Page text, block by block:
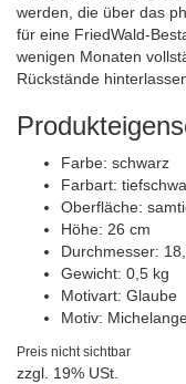
werden, die über das
für eine FriedWald-
wenigen Monaten
Rückstände
Farbe: schwarz
Farbart:
Oberfläche:
Höhe: 26 cm
Durchmesser:
Gewicht: 0,5 kg
Motivart: Glaube
Motiv:
Preis nicht sichtbar
zzgl. 19% USt.